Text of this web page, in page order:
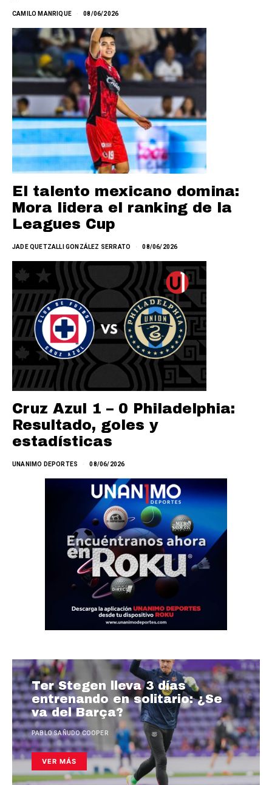
CAMILO MANRIQUE 08/06/2026
El talento mexicano domina:
Mora lidera el ranking de la
Leagues Cup
JADE QUETZALLI GONZÁLEZ SERRATO 08/06/2026
Cruz Azul 1 – 0 Philadelphia:
Resultado, goles y
estadísticas
UNANIMO DEPORTES 08/06/2026
Ter Stegen lleva 3 días
entrenando en solitario: ¿Se
va del Barça?
PABLO SAÑUDO COOPER
VER MÁS